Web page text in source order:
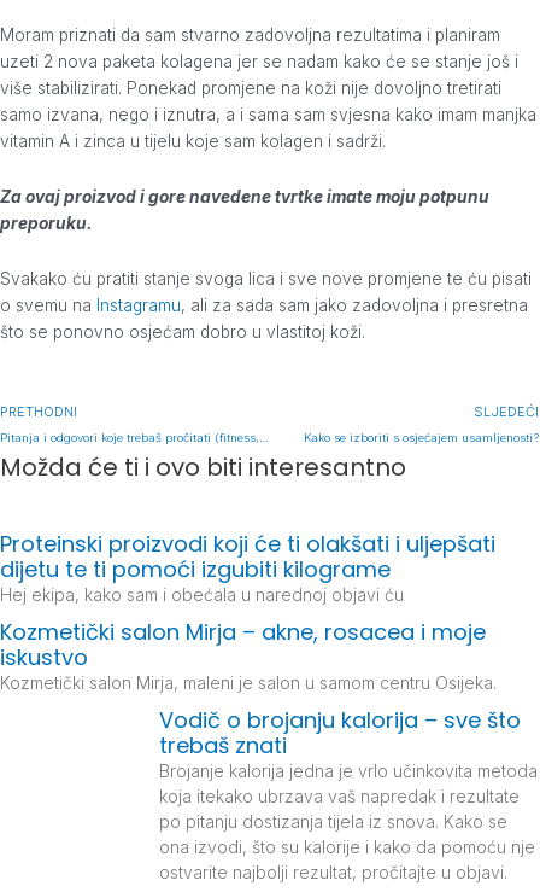
Moram priznati da sam stvarno zadovoljna rezultatima i planiram
uzeti 2 nova paketa kolagena jer se nadam kako će se stanje još i
više stabilizirati. Ponekad promjene na koži nije dovoljno tretirati
samo izvana, nego i iznutra, a i sama sam svjesna kako imam manjka
vitamin A i zinca u tijelu koje sam kolagen i sadrži.
Za ovaj proizvod i gore navedene tvrtke imate moju potpunu
preporuku.
Svakako ću pratiti stanje svoga lica i sve nove promjene te ću pisati
o svemu na Instagramu, ali za sada sam jako zadovoljna i presretna
što se ponovno osjećam dobro u vlastitoj koži.
PRETHODNI SLJEDEĆI
Kako se izboriti s osjećajem usamljenosti?
Možda će ti i ovo biti interesantno
Proteinski proizvodi koji će ti olakšati i uljepšati
dijetu te ti pomoći izgubiti kilograme
Hej ekipa, kako sam i obećala u narednoj objavi ću
Kozmetički salon Mirja – akne, rosacea i moje
iskustvo
Kozmetički salon Mirja, maleni je salon u samom centru Osijeka.
Vodič o brojanju kalorija – sve što
trebaš znati
Brojanje kalorija jedna je vrlo učinkovita metoda
koja itekako ubrzava vaš napredak i rezultate
po pitanju dostizanja tijela iz snova. Kako se
ona izvodi, što su kalorije i kako da pomoću nje
ostvarite najbolji rezultat, pročitajte u objavi.